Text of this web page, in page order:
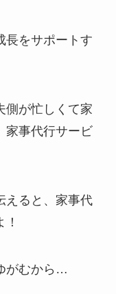
長をサポートす
側が忙しくて家
家事代行サービ
えると、家事代
がむから…